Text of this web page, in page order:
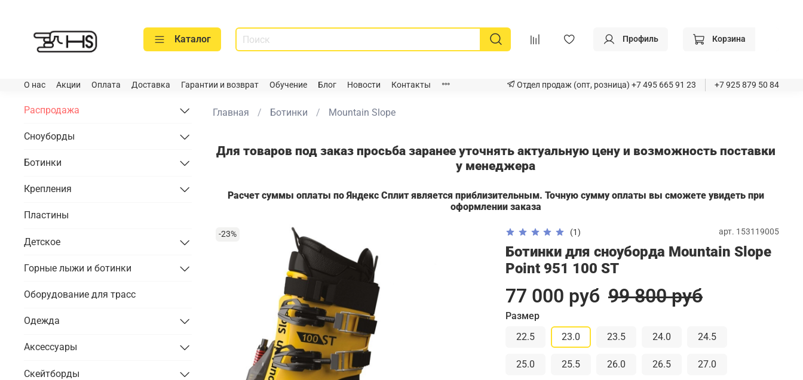
Каталог Профиль Корзина
О нас Акции Оплата Доставка Гарантии и возврат Обучение Блог Новости Контакты Отдел продаж (опт, розница) +7 495 665 91 23 +7 925 879 50 84
Главная Ботинки Mountain Slope
Для товаров под заказ просьба заранее уточнять актуальную цену и возможность поставки
у менеджера
Расчет суммы оплаты по Яндекс Сплит является приблизительным. Точную сумму оплаты вы сможете увидеть при
оформлении заказа
-23% (1) арт. 153119005
Ботинки для сноуборда Mountain Slope
Point 951 100 ST
77 000 руб 99 800 руб
Размер
22.5
23.0 23.5 24.0 24.5
25.0 25.5 26.0 26.5 27.0
Распродажа
Сноуборды
Ботинки
Крепления
Пластины
Детское
Горные лыжи и ботинки
Оборудование для трасс
Одежда
Аксессуары
Скейтборды